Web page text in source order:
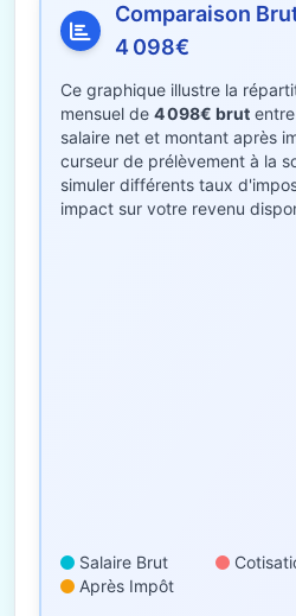
Comparaison
4 098€
Ce graphique illustre la
mensuel de 4 098€ brut
salaire net et montant après
curseur de prélèvement à la
simuler différents taux
impact sur votre revenu
Salaire Brut
Après Impôt